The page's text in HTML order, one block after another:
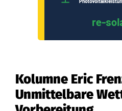
Kolumne Eric
Unmittelbare